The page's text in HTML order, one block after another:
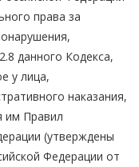
права за
данного Кодекса,
у лица,
наказания,
им Правил
(утверждены
Федерации от